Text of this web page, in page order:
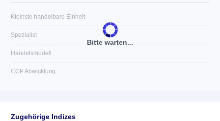
Bitte warten...
Kleinste handelbare Einheit
Spezialist
Handelsmodell
CCP Abwicklung
Zugehörige Indizes